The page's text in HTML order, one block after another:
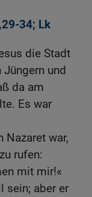
34; Lk
die Stadt
und
da am
Es war
Nazaret war,
rufen:
mit mir!«
sein; aber er